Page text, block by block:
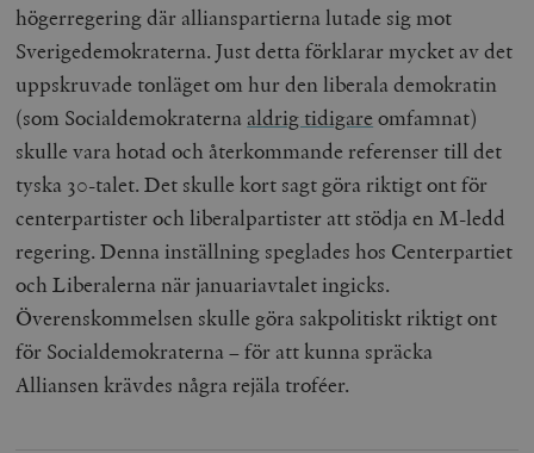
högerregering där allianspartierna lutade sig mot
Sverigedemokraterna. Just detta förklarar mycket av det
uppskruvade tonläget om hur den liberala demokratin
(som Socialdemokraterna aldrig tidigare omfamnat)
skulle vara hotad och återkommande referenser till det
tyska 30-talet. Det skulle kort sagt göra riktigt ont för
centerpartister och liberalpartister att stödja en M-ledd
regering. Denna inställning speglades hos Centerpartiet
och Liberalerna när januariavtalet ingicks.
Överenskommelsen skulle göra sakpolitiskt riktigt ont
för Socialdemokraterna – för att kunna spräcka
Alliansen krävdes några rejäla troféer.